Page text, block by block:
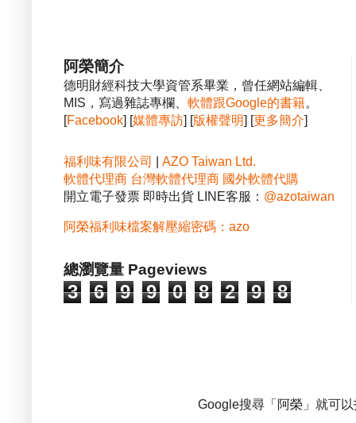
阿榮簡介
德明財經科技大學資管系畢業，曾任網站編輯、
MIS，寫過雜誌專欄、 軟體跟Google的書籍。
[Facebook] [媒體專訪] [版權聲明] [更多簡介]
福利味有限公司
AZO Taiwan Ltd.
軟體代理商 台灣軟體代理商 國外軟體代購
開立電子發票 即時出貨 LINE客服： @azotaiwan
阿榮福利味檔案解壓縮密碼：azo
總瀏覽量 Pageviews
3 6 9 9 0 8 2 9 8
Google搜尋「阿榮」就可